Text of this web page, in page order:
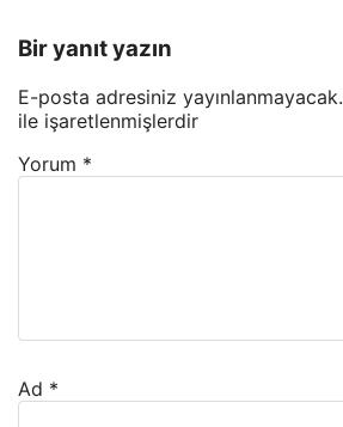
Bir yanıt yazın
E-posta adresiniz yayınlanmayacak.
ile işaretlenmişlerdir
Yorum *
Ad *